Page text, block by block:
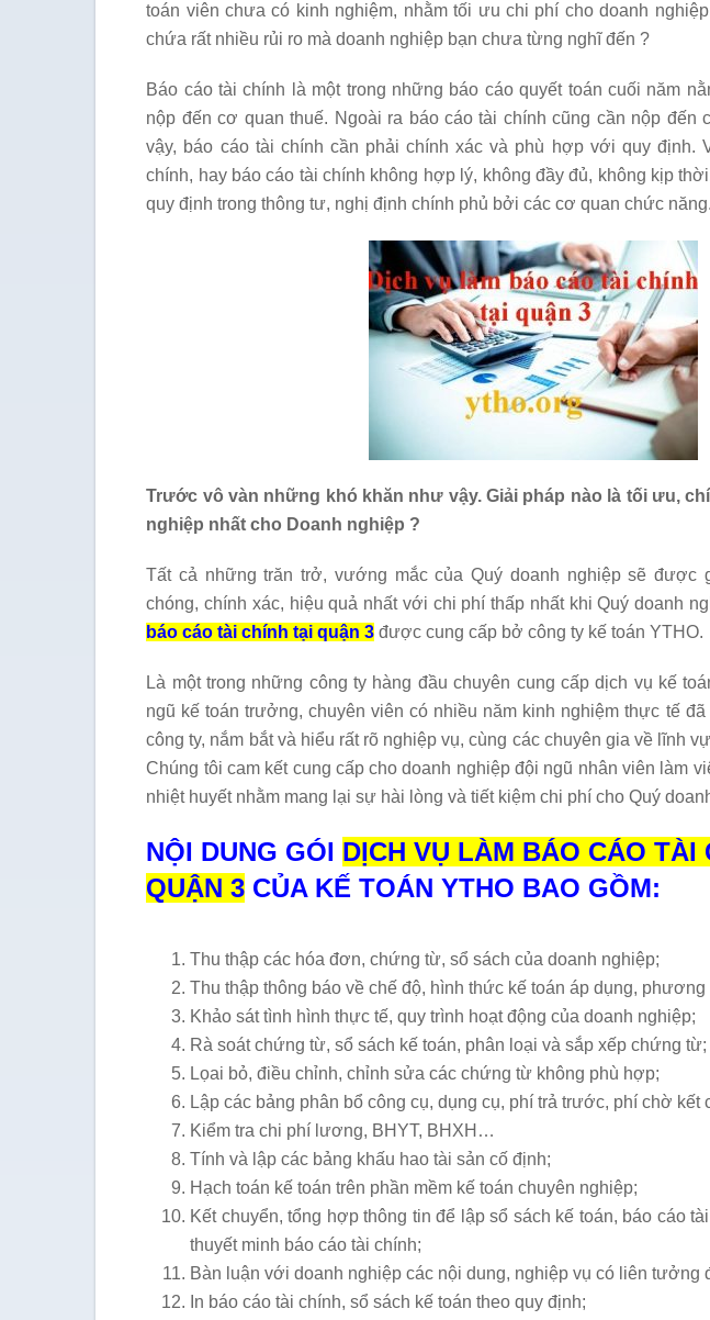
toán viên chưa có kinh nghiệm, nhằm tối ưu chi phí cho doanh
chứa rất nhiều rủi ro mà doanh nghiệp bạn chưa từng nghĩ đến ?
Báo cáo tài chính là một trong những báo cáo quyết toán cuối năm
nộp đến cơ quan thuế. Ngoài ra báo cáo tài chính cũng cần nộp đến
vậy, báo cáo tài chính cần phải chính xác và phù hợp với quy định.
chính, hay báo cáo tài chính không hợp lý, không đầy đủ, không kịp
quy định trong thông tư, nghị định chính phủ bởi các cơ quan chức năng.
Trước vô vàn những khó khăn như vậy. Giải pháp nào là tối ưu,
nghiệp nhất cho Doanh nghiệp ?
Tất cả những trăn trở, vướng mắc của Quý doanh nghiệp sẽ được
chóng, chính xác, hiệu quả nhất với chi phí thấp nhất khi Quý doanh
báo cáo tài chính tại quận 3 được cung cấp bở công ty kế toán YTHO.
Là một trong những công ty hàng đầu chuyên cung cấp dịch vụ kế
ngũ kế toán trưởng, chuyên viên có nhiều năm kinh nghiệm thực tế
công ty, nắm bắt và hiểu rất rõ nghiệp vụ, cùng các chuyên gia về lĩnh
Chúng tôi cam kết cung cấp cho doanh nghiệp đội ngũ nhân viên làm
nhiệt huyết nhằm mang lại sự hài lòng và tiết kiệm chi phí cho Quý
NỘI DUNG GÓI DỊCH VỤ LÀM BÁO CÁO TÀI
QUẬN 3 CỦA KẾ TOÁN YTHO BAO GỒM:
Thu thập các hóa đơn, chứng từ, sổ sách của doanh nghiệp;
Thu thập thông báo về chế độ, hình thức kế toán áp dụng,
Khảo sát tình hình thực tế, quy trình hoạt động của doanh nghiệp;
Rà soát chứng từ, sổ sách kế toán, phân loại và sắp xếp chứng từ;
Lọai bỏ, điều chỉnh, chỉnh sửa các chứng từ không phù hợp;
Lập các bảng phân bổ công cụ, dụng cụ, phí trả trước, phí chờ kết
Kiểm tra chi phí lương, BHYT, BHXH…
Tính và lập các bảng khấu hao tài sản cố định;
Hạch toán kế toán trên phần mềm kế toán chuyên nghiệp;
Kết chuyển, tổng hợp thông tin để lập sổ sách kế toán, báo cáo
thuyết minh báo cáo tài chính;
Bàn luận với doanh nghiệp các nội dung, nghiệp vụ có liên tưởng
In báo cáo tài chính, sổ sách kế toán theo quy định;